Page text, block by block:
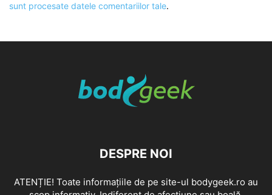
sunt procesate datele comentariilor tale.
DESPRE NOI
ATENȚIE! Toate informațiile de pe site-ul bodygeek.ro au